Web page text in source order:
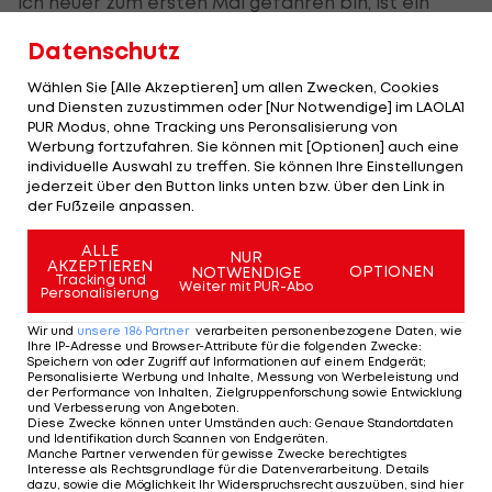
schwer für mich. Das ist ein Wahnsinn, bei mir war
heuer nach 180 Kilometern Schluss, aber da hat
das Rennen erst angefangen (lacht). Aber das ist
egal, es ist einfach ein Prozess. Nächstes Jahr
versuche ich es dann auszufahren, im Jahr darauf
vielleicht Top 30 und so weiter.
LAOLA1: Du studierst auf der Montan-Uni Leoben.
Wie lässt sich das mit dem Rennfahrerleben
vereinbaren?
Preidler : Ich studiere Bergbau, also Rohstoff-
Ingenieurwesen. Im Sommer mache ich nur
Prüfungen, im Winter mache ich dann auch
Übungen mit Anwesenheitspflicht. Es dauert
dementsprechend länger, aber es geht. Man muss
Datenschutz
Wählen Sie [Alle Akzeptieren] um allen Zwecken, Cookies
und Diensten zuzustimmen oder [Nur Notwendige] im LAOLA1
PUR Modus, ohne Tracking uns Peronsalisierung von
Werbung fortzufahren. Sie können mit [Optionen] auch eine
individuelle Auswahl zu treffen. Sie können Ihre Einstellungen
jederzeit über den Button links unten bzw. über den Link in
der Fußzeile anpassen.
ALLE
AKZEPTIEREN
Tracking und
Personalisierung
NUR
NOTWENDIGE
Weiter mit PUR-Abo
OPTIONEN
Wir und unsere 186 Partner verarbeiten personenbezogene Daten, wie
Ihre IP-Adresse und Browser-Attribute für die folgenden Zwecke:
Speichern von oder Zugriff auf Informationen auf einem Endgerät;
Personalisierte Werbung und Inhalte, Messung von Werbeleistung und
der Performance von Inhalten, Zielgruppenforschung sowie Entwicklung
und Verbesserung von Angeboten.
Diese Zwecke können unter Umständen auch: Genaue Standortdaten
und Identifikation durch Scannen von Endgeräten.
Manche Partner verwenden für gewisse Zwecke berechtigtes
Interesse als Rechtsgrundlage für die Datenverarbeitung. Details
dazu, sowie die Möglichkeit Ihr Widerspruchsrecht auszuüben, sind hier